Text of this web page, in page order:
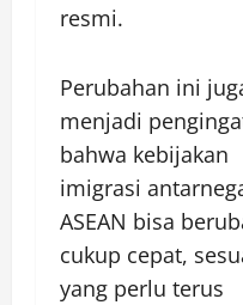
resmi.
Perubahan ini
menjadi
bahwa kebijakan
imigrasi
ASEAN bisa
cukup cepat,
yang perlu terus